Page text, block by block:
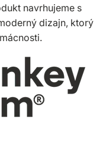
navrhujeme s
dizajn, ktorý